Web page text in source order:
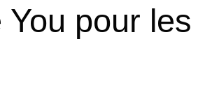
pour les